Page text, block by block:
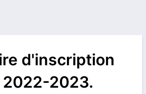
d'inscription
2022-2023.